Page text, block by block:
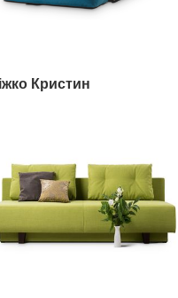
Кристин